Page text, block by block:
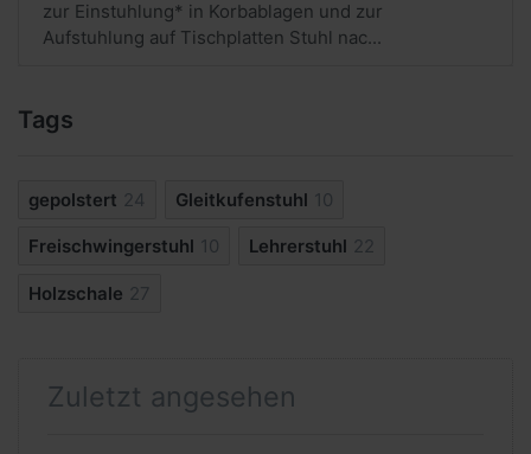
zur Einstuhlung* in Korbablagen und zur
Aufstuhlung auf Tischplatten Stuhl nac...
Tags
gepolstert 24 Gleitkufenstuhl 10
Freischwingerstuhl 10 Lehrerstuhl 22
Holzschale 27
Zuletzt angesehen